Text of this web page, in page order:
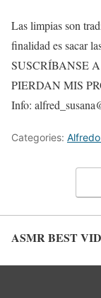
Las limpias son
finalidad es sacar
SUSCRÍBANSE
PIERDAN MIS
Info:
Categories:
ASMR BEST